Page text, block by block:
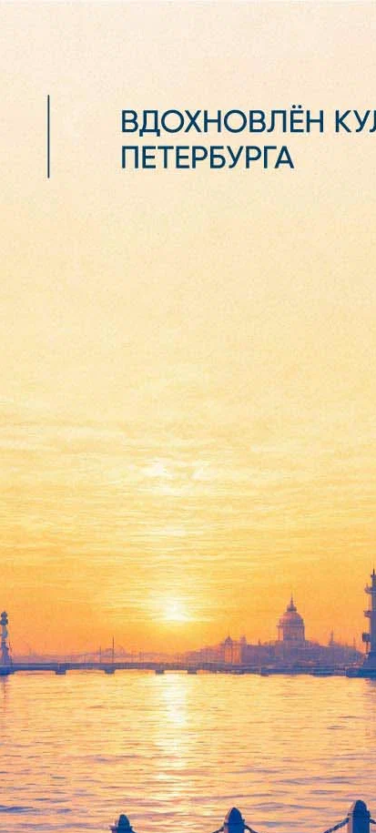
проспект без